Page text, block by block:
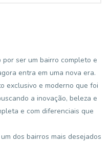
ser um bairro completo e
entra em uma nova era.
exclusivo e moderno que foi
a inovação, beleza e
e com diferenciais que
dos bairros mais desejados